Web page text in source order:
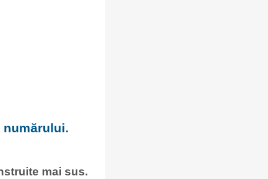
numărului.
mai sus.